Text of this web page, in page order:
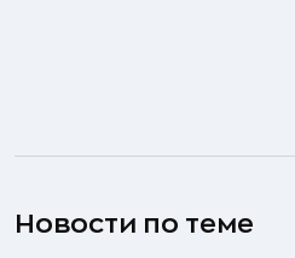
Новости по теме